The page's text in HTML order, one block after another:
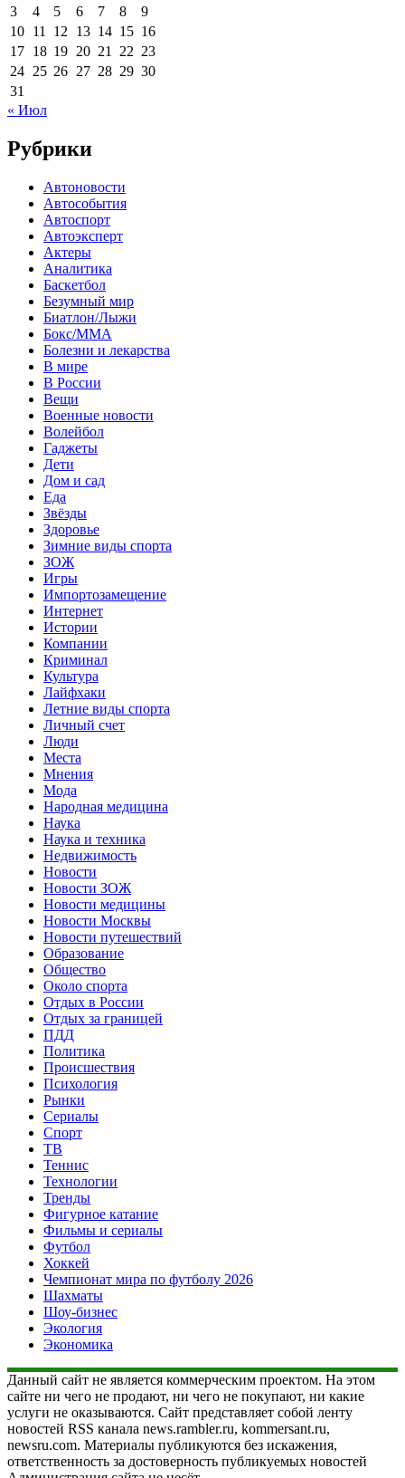
3
4 5 6 7 8
9
10 11 12 13 14 15 16
17 18 19 20 21 22 23
24 25 26 27 28 29 30
31
« Июл
Рубрики
Автоновости
Автособытия
Автоспорт
Автоэксперт
Актеры
Аналитика
Баскетбол
Безумный мир
Биатлон/Лыжи
Бокс/MMA
Болезни и лекарства
В мире
В России
Вещи
Военные новости
Волейбол
Гаджеты
Дети
Дом и сад
Еда
Звёзды
Здоровье
Зимние виды спорта
ЗОЖ
Игры
Импортозамещение
Интернет
Истории
Компании
Криминал
Культура
Лайфхаки
Летние виды спорта
Личный счет
Люди
Места
Мнения
Мода
Народная медицина
Наука
Наука и техника
Недвижимость
Новости
Новости ЗОЖ
Новости медицины
Новости Москвы
Новости путешествий
Образование
Общество
Около спорта
Отдых в России
Отдых за границей
ПДД
Политика
Происшествия
Психология
Рынки
Сериалы
Спорт
ТВ
Теннис
Технологии
Тренды
Фигурное катание
Фильмы и сериалы
Футбол
Хоккей
Чемпионат мира по футболу 2026
Шахматы
Шоу-бизнес
Экология
Экономика
Данный сайт не является коммерческим проектом. На этом
сайте ни чего не продают, ни чего не покупают, ни какие
услуги не оказываются. Сайт представляет собой ленту
новостей RSS канала news.rambler.ru, kommersant.ru,
newsru.com. Материалы публикуются без искажения,
ответственность за достоверность публикуемых новостей